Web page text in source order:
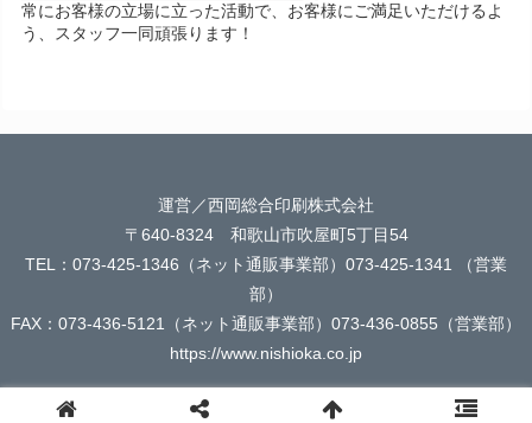
常にお客様の立場に立った活動で、お客様にご満足いただけるよ
う、スタッフ一同頑張ります！
運営／西岡総合印刷株式会社
〒640-8324 和歌山市吹屋町5丁目54
TEL：073-425-1346（ネット通販事業部）073-425-1341 （営業
部）
FAX：073-436-5121（ネット通販事業部）073-436-0855（営業部）
https://www.nishioka.co.jp